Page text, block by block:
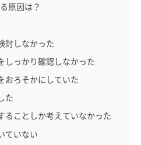
原因は？
討しなかった
しっかり確認しなかった
おろそかにしていた
た
ることしか考えていなかった
ていない